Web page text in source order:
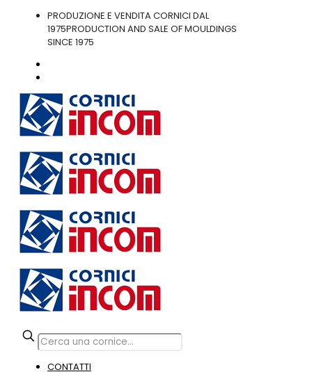
PRODUZIONE E VENDITA CORNICI DAL
1975PRODUCTION AND SALE OF MOULDINGS
SINCE 1975
CONTATTI